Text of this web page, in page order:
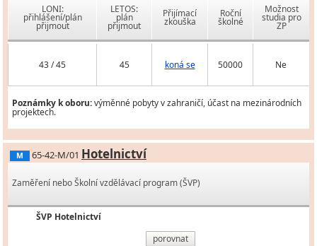
LONI:
přihlášení/plán
přijmout
LETOS:
plán
přijmout
Přijímací
zkouška
Roční
školné
Možnost
studia pro
ZP
43 / 45 45 koná se 50000 Ne
Poznámky k oboru:výměnné pobyty v zahraničí, účast na mezinárodních
projektech.
M 65-42-M/01 Hotelnictví
Zaměření nebo Školní vzdělávací program (ŠVP)
ŠVP Hotelnictví
porovnat